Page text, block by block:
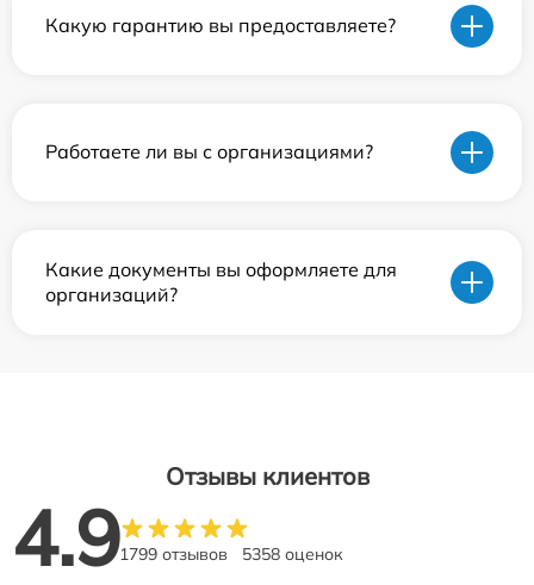
Какую гарантию вы предоставляете?
Работаете ли вы с организациями?
Какие документы вы оформляете для
организаций?
Отзывы клиентов
4.91799 отзывов 5358 оценок